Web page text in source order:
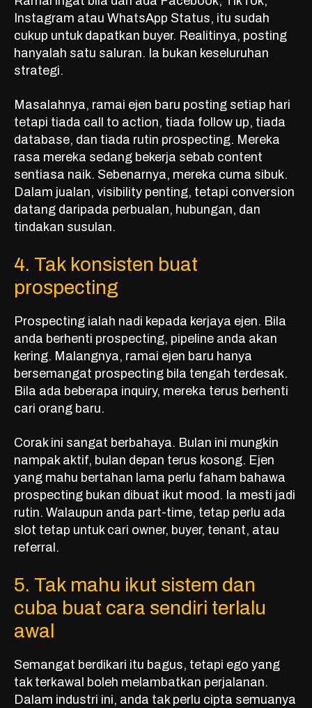
Instagram atau WhatsApp Status, itu sudah
cukup untuk dapatkan buyer. Realitinya, posting
hanyalah satu saluran. Ia bukan keseluruhan
strategi.
Masalahnya, ramai ejen baru posting setiap hari
tetapi tiada call to action, tiada follow up, tiada
database, dan tiada rutin prospecting. Mereka
rasa mereka sedang bekerja sebab content
sentiasa naik. Sebenarnya, mereka cuma sibuk.
Dalam jualan, visibility penting, tetapi conversion
datang daripada perbualan, hubungan, dan
tindakan susulan.
4. Tak konsisten buat
prospecting
Prospecting ialah nadi kepada kerjaya ejen. Bila
anda berhenti prospecting, pipeline anda akan
kering. Malangnya, ramai ejen baru hanya
bersemangat prospecting bila tengah terdesak.
Bila ada beberapa inquiry, mereka terus berhenti
cari orang baru.
Corak ini sangat berbahaya. Bulan ini mungkin
nampak aktif, bulan depan terus kosong. Ejen
yang mahu bertahan lama perlu faham bahawa
prospecting bukan dibuat ikut mood. Ia mesti jadi
rutin. Walaupun anda part-time, tetap perlu ada
slot tetap untuk cari owner, buyer, tenant, atau
referral.
5. Tak mahu ikut sistem dan
cuba buat cara sendiri terlalu
awal
Semangat berdikari itu bagus, tetapi ego yang
tak terkawal boleh melambatkan perjalanan.
Dalam industri ini, anda tak perlu cipta semuanya